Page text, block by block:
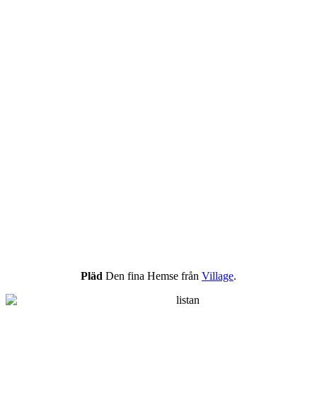
Pläd Den fina Hemse från Village.